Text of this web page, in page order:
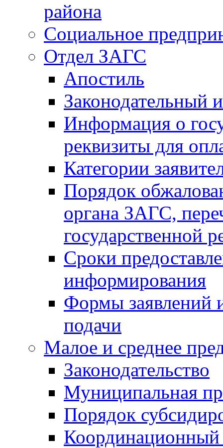
района
Социальное
Отдел ЗАГС
Апостиль
Законодательный
Информация о
реквизиты для
Категории
Порядок
органа ЗАГС,
государственной
Сроки
информирования
Формы заявлений
подачи
Малое и среднее
Законодательство
Муниципальная
Порядок
Координационный